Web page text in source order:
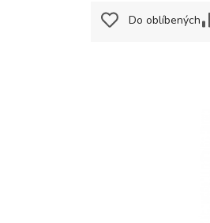
Do oblíbených